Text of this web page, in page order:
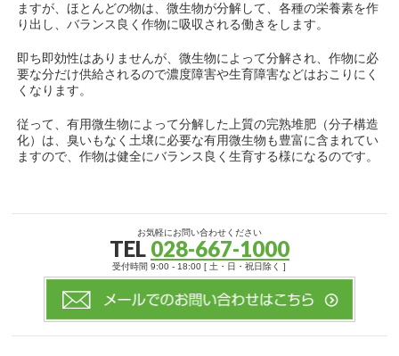
ますが、ほとんどの物は、微生物が分解して、各種の栄養素を作
り出し、バランス良く作物に吸収される働きをします。
即ち即効性はありませんが、微生物によって分解され、作物に必
要な分だけ供給されるので濃度障害や生育障害などはおこりにく
くなります。
従って、有用微生物によって分解した上質の完熟堆肥（分子構造
化）は、臭いもなく土壌に必要な有用微生物も豊富に含まれてい
ますので、作物は健全にバランス良く生育する様になるのです。
お気軽にお問い合わせください
TEL 028-667-1000
受付時間 9:00 - 18:00 [ 土・日・祝日除く ]